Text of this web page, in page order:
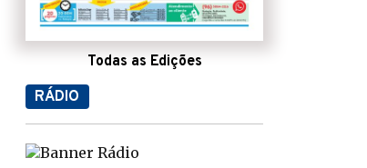
Todas as Edições
RÁDIO